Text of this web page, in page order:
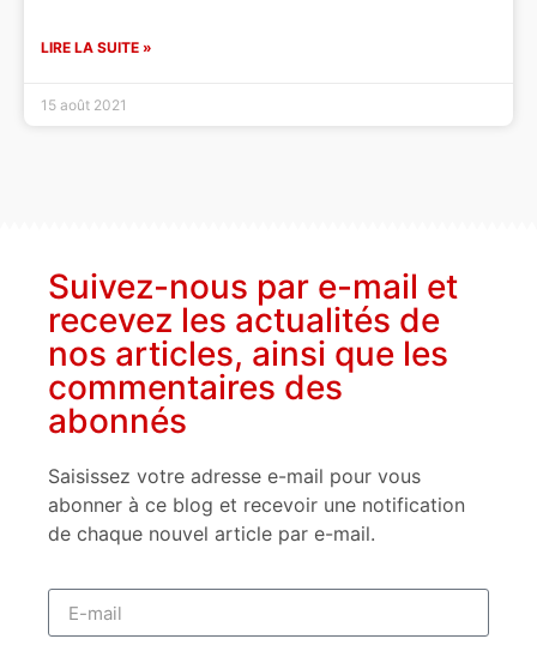
LIRE LA SUITE »
15 août 2021
Suivez-nous par e-mail et
recevez les actualités de
nos articles, ainsi que les
commentaires des
abonnés
Saisissez votre adresse e-mail pour vous
abonner à ce blog et recevoir une notification
de chaque nouvel article par e-mail.